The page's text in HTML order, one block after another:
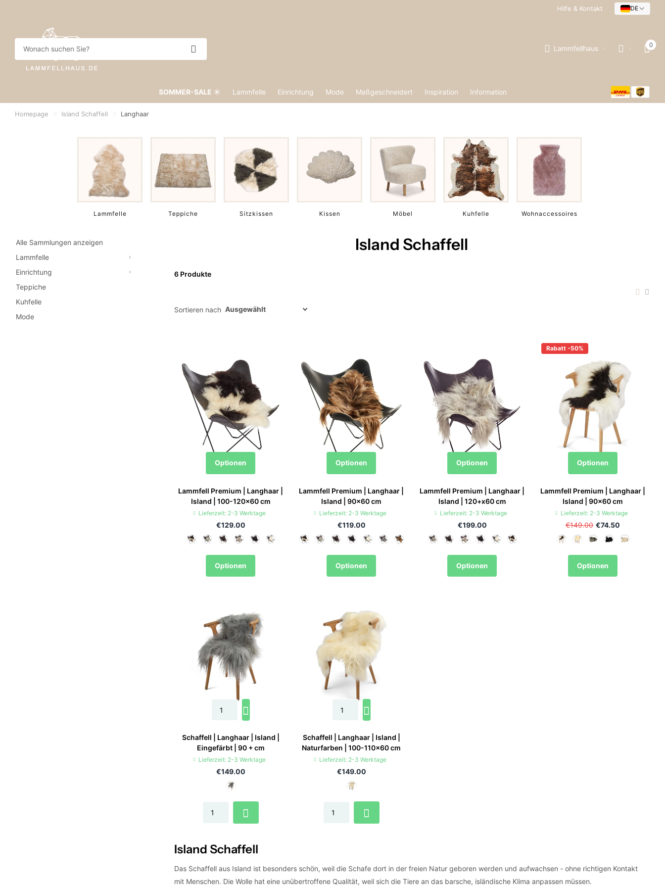
Hilfe & Kontakt DE
Lammfellhaus 0
SOMMER-SALE ☀️ Lammfelle Einrichtung Mode Maßgeschneidert Inspiration Information
Homepage Island Schaffell Langhaar
Lammfelle Teppiche Sitzkissen Kissen Möbel Kuhfelle Wohnaccessoires
Island Schaffell
6 Produkte
Sortieren nach
Optionen
Lammfell Premium | Langhaar |
Island | 100-120x60 cm
Lieferzeit: 2-3 Werktage
€129.00
Optionen
Optionen
Lammfell Premium | Langhaar |
Island | 90x60 cm
Lieferzeit: 2-3 Werktage
€119.00
Optionen
Optionen
Lammfell Premium | Langhaar |
Island | 120+x60 cm
Lieferzeit: 2-3 Werktage
€199.00
Optionen
Rabatt -50%
Optionen
Lammfell Premium | Langhaar |
Island | 90x60 cm
Lieferzeit: 2-3 Werktage
€149.00 €74.50
Optionen
Schaffell | Langhaar | Island |
Eingefärbt | 90 + cm
Lieferzeit: 2-3 Werktage
€149.00
Schaffell | Langhaar | Island |
Naturfarben | 100-110x60 cm
Lieferzeit: 2-3 Werktage
€149.00
Island Schaffell
Das Schaffell aus Island ist besonders schön, weil die Schafe dort in der freien Natur geboren werden und aufwachsen - ohne richtigen Kontakt
mit Menschen. Die Wolle hat eine unübertroffene Qualität, weil sich die Tiere an das barsche, isländische Klima anpassen müssen.
Alle Sammlungen anzeigen
Lammfelle
Einrichtung
Teppiche
Kuhfelle
Mode